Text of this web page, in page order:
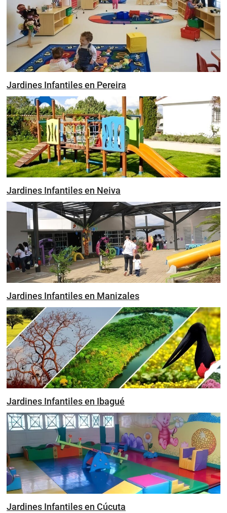
Jardines Infantiles en Pereira
Jardines Infantiles en Neiva
Jardines Infantiles en Manizales
Jardines Infantiles en Ibagué
Jardines Infantiles en Cúcuta